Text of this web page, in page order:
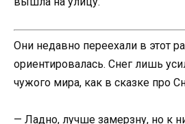
Они недавно переехали в этот
ориентировалась. Снег лишь
чужого мира, как в сказке про
— Ладно, лучше замерзну, но к